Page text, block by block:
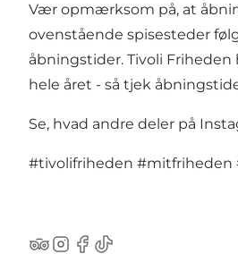
Vær opmærksom på, at
ovenstående spisesteder
åbningstider. Tivoli Friheden
hele året - så tjek
Se, hvad andre deler på
#tivolifriheden #mitfriheden